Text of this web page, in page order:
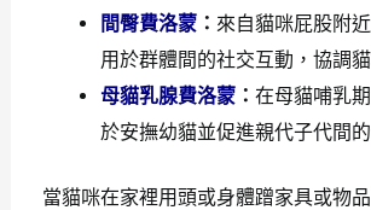
間臀費洛蒙： 來自貓咪屁股附
用於群體間的社交互動，協調
母貓乳腺費洛蒙： 在母貓哺乳
於安撫幼貓並促進親代子代間的
當貓咪在家裡用頭或身體蹭家具或物